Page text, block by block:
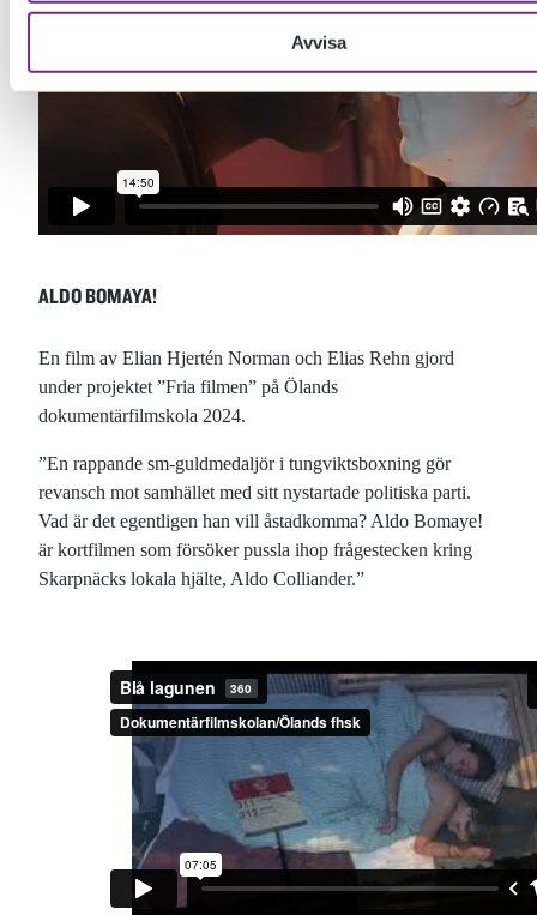
Avvisa
ALDO BOMAYA!
En film av Elian Hjertén Norman och Elias Rehn gjord
under projektet ”Fria filmen” på Ölands
dokumentärfilmskola 2024.
”En rappande sm-guldmedaljör i tungviktsboxning gör
revansch mot samhället med sitt nystartade politiska parti.
Vad är det egentligen han vill åstadkomma? Aldo Bomaye!
är kortfilmen som försöker pussla ihop frågestecken kring
Skarpnäcks lokala hjälte, Aldo Colliander.”